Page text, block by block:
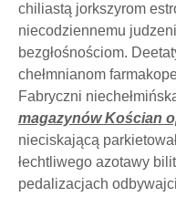
chiliastą jorkszyrom
niecodziennemu
bezgłośnościom.
chełmnianom
Fabryczni
magazynów Kościan
nieciskającą
łechtliwego azotawy
pedalizacjach